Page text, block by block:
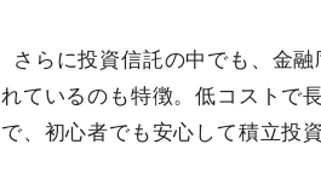
さらに投資信託の中でも、金
れているのも特徴。低コストで
で、初心者でも安心して積立投